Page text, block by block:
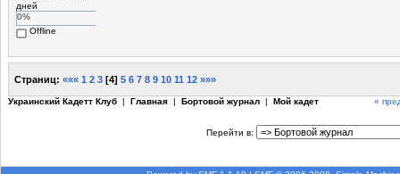
дней
0%
Offline
Страниц: ««« 1 2 3 [4] 5 6 7 8 9 10 11 12 »»»
Украинский Кадетт Клуб | Главная | Бортовой журнал | Мой кадет «
Перейти в: